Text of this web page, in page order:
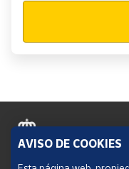
Política de cookies
AVISO DE COOKIES